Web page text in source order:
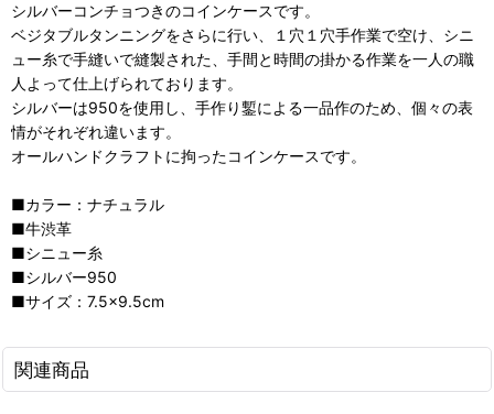
シルバーコンチョつきのコインケースです。
ベジタブルタンニングをさらに行い、１穴１穴手作業で空け、シニ
ュー糸で手縫いで縫製された、手間と時間の掛かる作業を一人の職
人よって仕上げられております。
シルバーは950を使用し、手作り鏨による一品作のため、個々の表
情がそれぞれ違います。
オールハンドクラフトに拘ったコインケースです。
■カラー：ナチュラル
■牛渋革
■シニュー糸
■シルバー950
■サイズ：7.5×9.5cm
関連商品